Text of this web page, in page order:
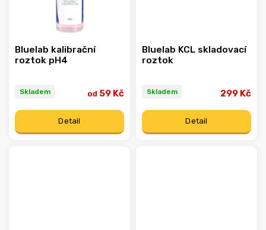
Bluelab kalibrační
roztok pH4
Skladem od 59 Kč
Detail
Bluelab KCL skladovací
roztok
Skladem 299 Kč
Detail